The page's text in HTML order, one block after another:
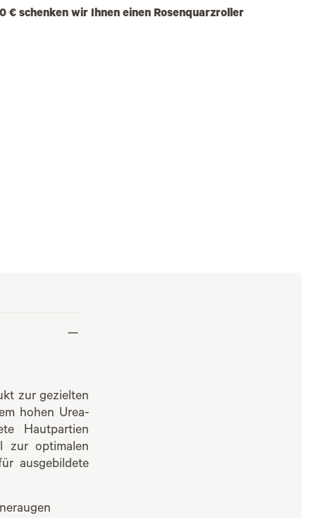
€ schenken wir Ihnen einen Rosenquarzroller
zur gezielten
hohen Urea-
Hautpartien
zur optimalen
ausgebildete